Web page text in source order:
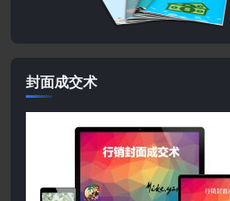
封面成交术